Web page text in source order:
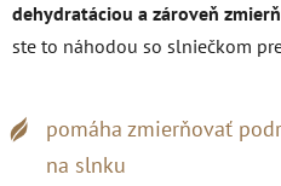
dehydratáciou a zároveň
ste to náhodou so slniečkom
pomáha zmierňovať
na slnku